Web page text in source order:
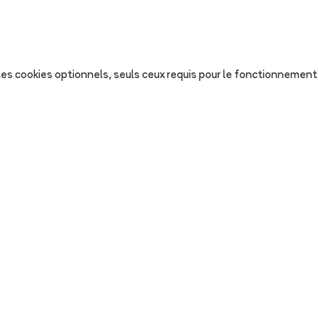
cookies optionnels, seuls ceux requis pour le fonctionnement